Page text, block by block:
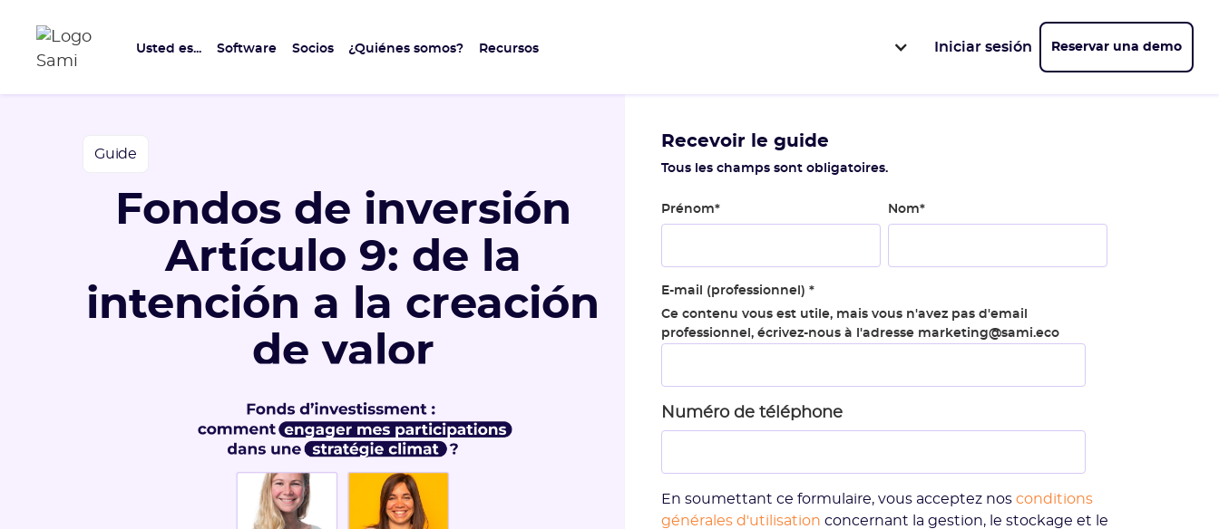
Usted es... Software Socios ¿Quiénes somos? Recursos Iniciar sesión Reservar una demo
Guide
Fondos de inversión
Artículo 9: de la
intención a la creación
de valor
Recevoir le guide
Tous les champs sont obligatoires.
Prénom* Nom*
E-mail (professionnel)*
Ce contenu vous est utile, mais vous n'avez pas d'email
professionnel, écrivez-nous à l'adresse marketing@sami.eco
Numéro de téléphone
En soumettant ce formulaire, vous acceptez nosconditions
générales d'utilisation concernant la gestion, le stockage et le